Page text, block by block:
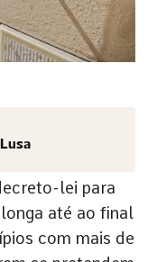
lei para
até ao final
com mais de